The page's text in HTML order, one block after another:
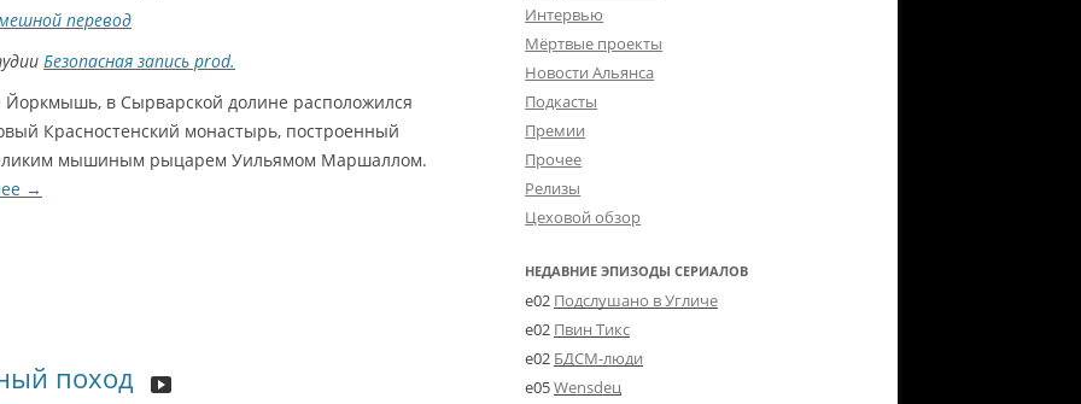
перевод
Безопасная запись prod.
Йоркмышь, в Сырварской долине расположился
Красностенский монастырь, построенный
мышиным рыцарем Уильямом Маршаллом.
→
поход
Интервью
Мёртвые проекты
Новости Альянса
Подкасты
Премии
Прочее
Релизы
Цеховой обзор
НЕДАВНИЕ ЭПИЗОДЫ СЕРИАЛОВ
e02 Подслушано в Угличе
e02 Пвин Тикс
e02 БДСМ-люди
e05Wensdeц